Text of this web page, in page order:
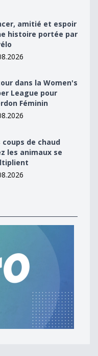
histoire portée par le
amitié et espoir
histoire portée par
Super League pour
dans la Women's
League pour
Féminin
se multiplient
coups de chaud
les animaux se